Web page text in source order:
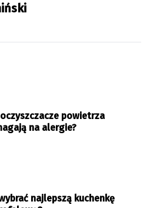
oczyszczacze powietrza
na alergie?
najlepszą kuchenkę